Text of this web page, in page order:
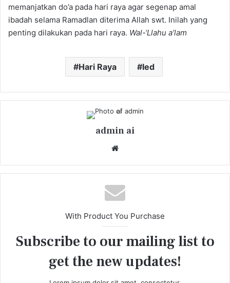
memanjatkan do’a pada hari raya agar segenap amal
ibadah selama Ramadlan diterima Allah swt. Inilah yang
penting dilakukan pada hari raya. Wal-‘Llahu a’lam
Hari Raya Ied
admin ai
te
With Product You Purchase
Subscribe to our mailing list to
get the new updates!